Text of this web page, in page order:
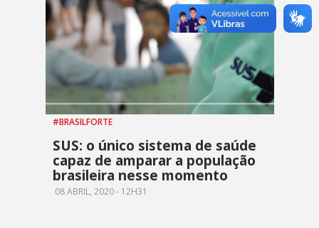
#BRASILFORTE
SUS: o único sistema de saúde
capaz de amparar a população
brasileira nesse momento
08 ABRIL, 2020 - 12H31